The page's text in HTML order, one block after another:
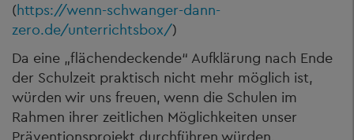
(https://wenn-schwanger-dann-
zero.de/unterrichtsbox/)
Da eine „flächendeckende“ Aufklärung nach Ende
der Schulzeit praktisch nicht mehr möglich ist,
würden wir uns freuen, wenn die Schulen im
Rahmen ihrer zeitlichen Möglichkeiten unser
Präventionsprojekt durchführen würden.